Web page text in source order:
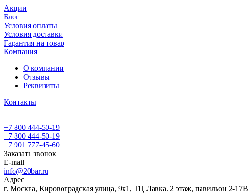
Акции
Блог
Условия оплаты
Условия доставки
Гарантия на товар
Компания
О компании
Отзывы
Реквизиты
Контакты
+7 800 444-50-19
+7 800 444-50-19
+7 901 777-45-60
Заказать звонок
E-mail
info@20bar.ru
Адрес
г. Москва, Кировоградская улица, 9к1, ТЦ Лавка. 2 этаж, павильон 2-17В